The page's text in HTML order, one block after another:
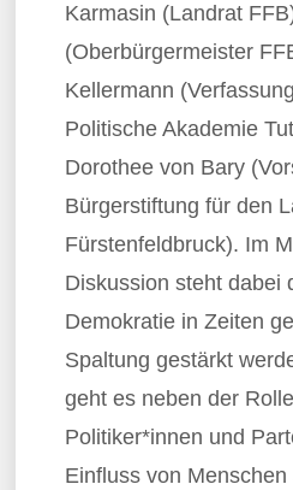
Karmasin (Landrat
(Oberbürgermeister
Kellermann
Politische Akademie
Dorothee von Bary
Bürgerstiftung für den
Fürstenfeldbruck). Im
Diskussion steht dabei
Demokratie in Zeiten
Spaltung gestärkt
geht es neben der
Politiker*innen und
Einfluss von